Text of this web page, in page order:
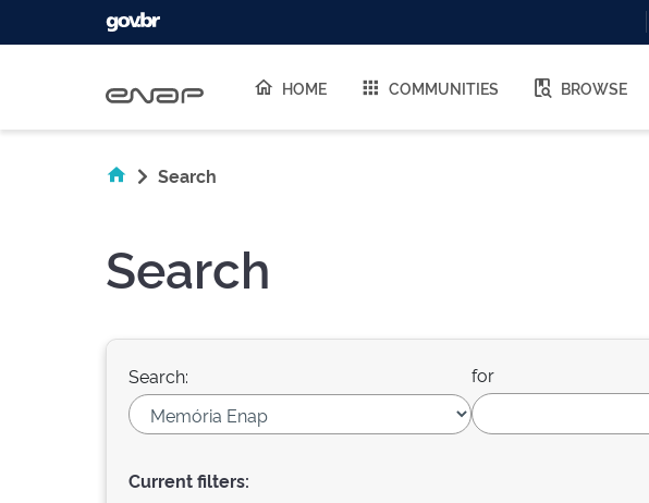
HOME COMMUNITIES BROWSE
Search
Search
Search: for
Current filters: